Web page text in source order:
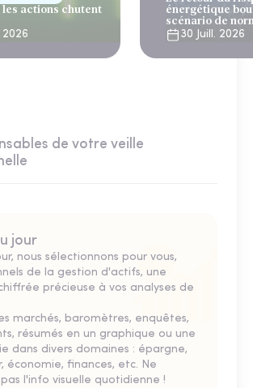
les actions chutent
2026
énergétique
scénario de
30 Juill. 2026
de votre veille
jour
nous sélectionnons pour vous,
de la gestion d'actifs, une
précieuse à vos analyses de
marchés, baromètres, enquêtes,
résumés en un graphique ou une
dans divers domaines : épargne,
économie, finances, etc. Ne
l'info visuelle quotidienne !